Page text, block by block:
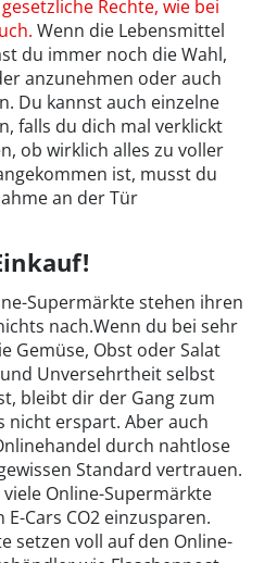
Rechte, wie bei
Wenn die Lebensmittel
du immer noch die Wahl,
anzunehmen oder auch
Du kannst auch einzelne
falls du dich mal verklickt
ob wirklich alles zu voller
ist, musst du
an der Tür
Supermärkte stehen ihren
nach.Wenn du bei sehr
Gemüse, Obst oder Salat
Unversehrtheit selbst
bleibt dir der Gang zum
nicht erspart. Aber auch
durch nahtlose
Standard vertrauen.
Online-Supermärkte
Cars CO2 einzusparen.
setzen voll auf den Online-